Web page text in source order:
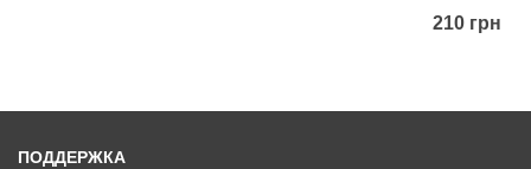
210 грн
ПОДДЕРЖКА